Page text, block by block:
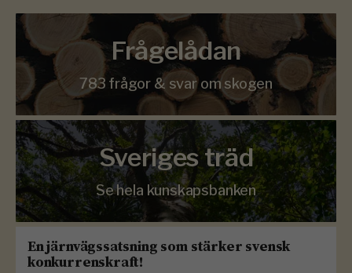
Frågelådan
783 frågor & svar om skogen
Sveriges träd
Se hela kunskapsbanken
En järnvägssatsning som stärker svensk
konkurrenskraft!